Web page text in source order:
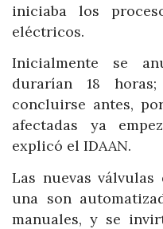
iniciaba los
eléctricos.
Inicialmente se
durarían 18
concluirse antes,
afectadas ya
explicó el IDAAN.
Las nuevas
una son
manuales, y se